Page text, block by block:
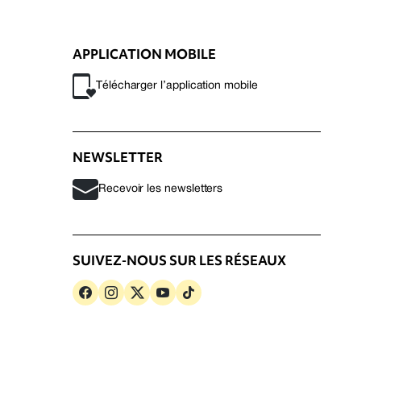
APPLICATION MOBILE
Télécharger l’application mobile
NEWSLETTER
Recevoir les newsletters
SUIVEZ-NOUS SUR LES RÉSEAUX